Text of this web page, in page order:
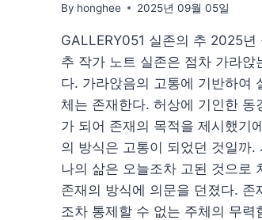
By honghee 2025년 09월 05일
GALLERY051 실존의 추 2025년
추 작가 노트 실존은 점차 가라앉
다. 가라앉음의 고통에 기반하여
체는 존재한다. 허상에 기인한 동
가 되어 존재의 목적을 제시했기
의 방식은 고통이 되었던 것일까.
나의 삶은 오늘조차 고된 것으로
존재의 방식에 의문을 던졌다. 존
조차 통제할 수 없는 주체의 무력